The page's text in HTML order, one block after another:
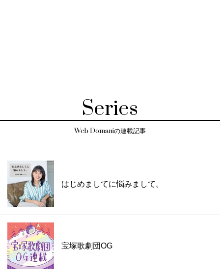
Series
Web Domaniの連載記事
はじめましてに悩みまして。
宝塚歌劇団OG